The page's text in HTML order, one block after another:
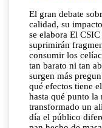
El gran debate
calidad, su
se elabora El
suprimirán
consumir los
tan barato ni tan
surgen más
qué efectos tiene
hasta qué punto la
transformado un
día el público